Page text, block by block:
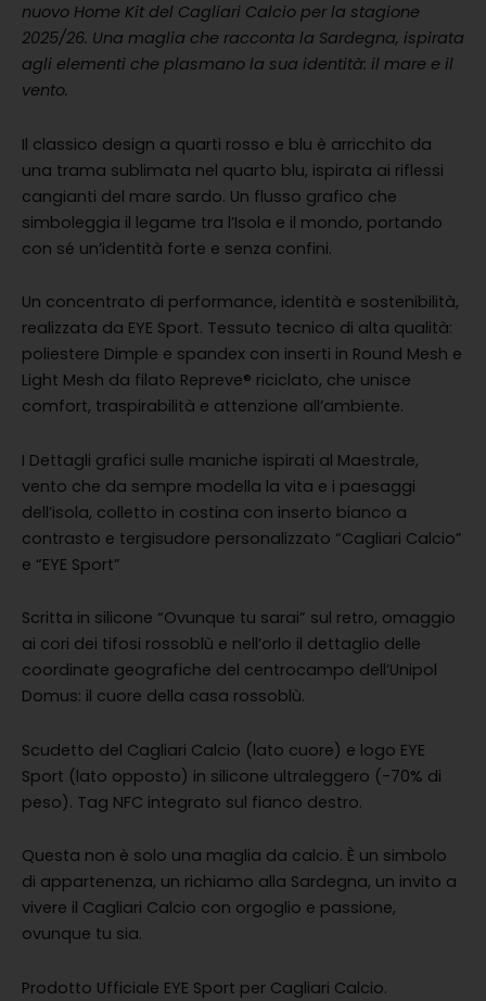
nuovo Home Kit del Cagliari Calcio per la stagione
2025/26. Una maglia che racconta la Sardegna, ispirata
agli elementi che plasmano la sua identità: il mare e il
vento.
Il classico design a quarti rosso e blu è arricchito da
una trama sublimata nel quarto blu, ispirata ai riflessi
cangianti del mare sardo. Un flusso grafico che
simboleggia il legame tra l’Isola e il mondo, portando
con sé un’identità forte e senza confini.
Un concentrato di performance, identità e sostenibilità,
realizzata da EYE Sport. Tessuto tecnico di alta qualità:
poliestere Dimple e spandex con inserti in Round Mesh e
Light Mesh da filato Repreve® riciclato, che unisce
comfort, traspirabilità e attenzione all’ambiente.
I Dettagli grafici sulle maniche ispirati al Maestrale,
vento che da sempre modella la vita e i paesaggi
dell’isola, colletto in costina con inserto bianco a
contrasto e tergisudore personalizzato “Cagliari Calcio”
e “EYE Sport”
Scritta in silicone “Ovunque tu sarai” sul retro, omaggio
ai cori dei tifosi rossoblù e nell’orlo il dettaglio delle
coordinate geografiche del centrocampo dell’Unipol
Domus: il cuore della casa rossoblù.
Scudetto del Cagliari Calcio (lato cuore) e logo EYE
Sport (lato opposto) in silicone ultraleggero (-70% di
peso). Tag NFC integrato sul fianco destro.
Questa non è solo una maglia da calcio. È un simbolo
di appartenenza, un richiamo alla Sardegna, un invito a
vivere il Cagliari Calcio con orgoglio e passione,
ovunque tu sia.
Prodotto Ufficiale EYE Sport per Cagliari Calcio.